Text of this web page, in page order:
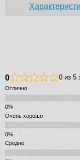
0 0 из 5
Отлично
Очень хорошо
Средне